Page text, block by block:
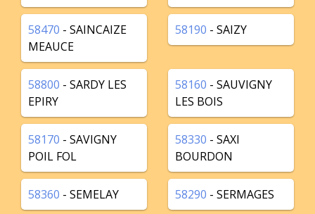
58470 - SAINCAIZE
MEAUCE
58190 - SAIZY
58800 - SARDY LES
EPIRY
58160 - SAUVIGNY
LES BOIS
58170 - SAVIGNY
POIL FOL
58330 - SAXI
BOURDON
58360 - SEMELAY 58290 - SERMAGES